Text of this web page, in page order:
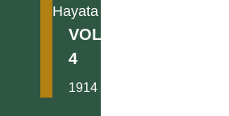
Hayata
VOL.
4
1914